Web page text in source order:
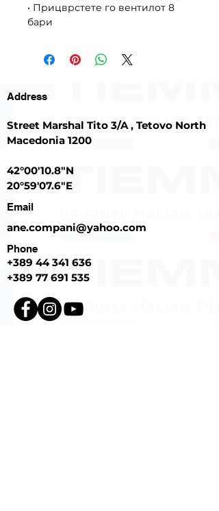
• Прицврстете го вентилот 8
бари
Address
Street Marshal Tito 3/A , Tetovo North
Macedonia 1200
42°00'10.8"N
20°59'07.6"E
Email
ane.compani@yahoo.com
Phone
+389 44 341 636
+389 77 691 535